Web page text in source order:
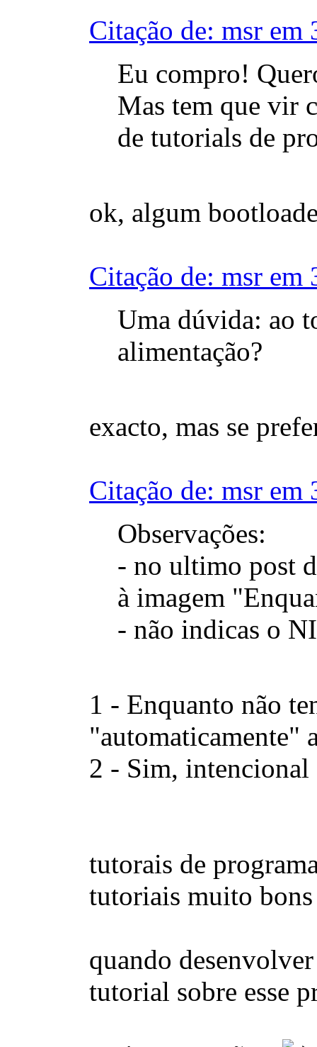
Citação de: msr em
Eu compro!
Mas tem que vir
de tutorials de
ok, algum
Citação de: msr em
Uma dúvida: ao
alimentação?
exacto, mas se
Citação de: msr em
Observações:
- no ultimo post
à imagem
- não indicas o
1 - Enquanto não
"automaticamente"
2 - Sim, intencional
tutorais de
tutoriais muito
quando
tutorial sobre esse